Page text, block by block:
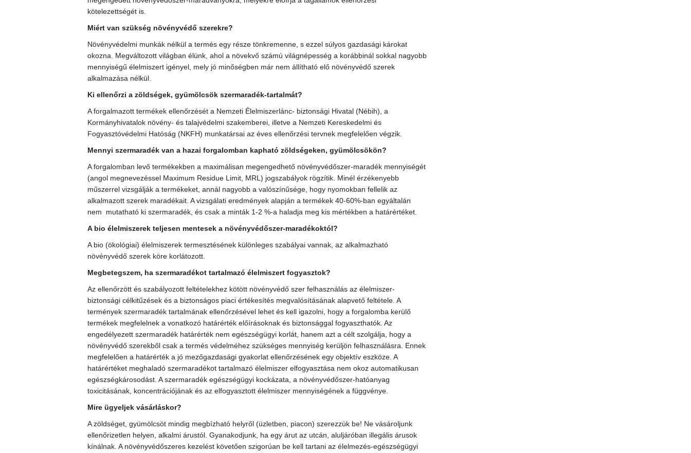
kötelezettségét is.
Miért van szükség növényvédő szerekre?
Növényvédelmi munkák nélkül a termés egy része tönkremenne, s ezzel súlyos gazdasági károkat
okozna. Megváltozott világban élünk, ahol a növekvő számú világnépesség a korábbinál sokkal nagyobb
mennyiségű élelmiszert igényel, mely jó minőségben már nem állítható elő növényvédő szerek
alkalmazása nélkül.
Ki ellenőrzi a zöldségek, gyümölcsök szermaradék-tartalmát?
A forgalmazott termékek ellenőrzését a Nemzeti Élelmiszerlánc- biztonsági Hivatal (Nébih), a
Kormányhivatalok növény- és talajvédelmi szakemberei, illetve a Nemzeti Kereskedelmi és
Fogyasztóvédelmi Hatóság (NKFH) munkatársai az éves ellenőrzési tervnek megfelelően végzik.
Mennyi szermaradék van a hazai forgalomban kapható zöldségeken, gyümölcsökön?
A forgalomban levő termékekben a maximálisan megengedhető növényvédőszer-maradék mennyiségét
(angol megnevezéssel Maximum Residue Limit, MRL) jogszabályok rögzítik. Minél érzékenyebb
műszerrel vizsgálják a termékeket, annál nagyobb a valószínűsége, hogy nyomokban fellelik az
alkalmazott szerek maradékait. A vizsgálati eredmények alapján a termékek 40-60%-ban egyáltalán
nem mutatható ki szermaradék, és csak a minták 1-2 %-a haladja meg kis mértékben a határértéket.
A bio élelmiszerek teljesen mentesek a növényvédőszer-maradékoktól?
A bio (ökológiai) élelmiszerek termesztésének különleges szabályai vannak, az alkalmazható
növényvédő szerek köre korlátozott.
Megbetegszem, ha szermaradékot tartalmazó élelmiszert fogyasztok?
Az ellenőrzött és szabályozott feltételekhez kötött növényvédő szer felhasználás az élelmiszer-
biztonsági célkitűzések és a biztonságos piaci értékesítés megvalósításának alapvető feltétele. A
termények szermaradék tartalmának ellenőrzésével lehet és kell igazolni, hogy a forgalomba kerülő
termékek megfelelnek a vonatkozó határérték előírásoknak és biztonsággal fogyaszthatók. Az
engedélyezett szermaradék határérték nem egészségügyi korlát, hanem azt a célt szolgálja, hogy a
növényvédő szerekből csak a termés védelméhez szükséges mennyiség kerüljön felhasználásra. Ennek
megfelelően a határérték a jó mezőgazdasági gyakorlat ellenőrzésének egy objektív eszköze. A
határértéket meghaladó szermaradékot tartalmazó élelmiszer elfogyasztása nem okoz automatikusan
egészségkárosodást. A szermaradék egészségügyi kockázata, a növényvédőszer-hatóanyag
toxicitásának, koncentrációjának és az elfogyasztott élelmiszer mennyiségének a függvénye.
Mire ügyeljek vásárláskor?
A zöldséget, gyümölcsöt mindig megbízható helyről (üzletben, piacon) szerezzük be! Ne vásároljunk
ellenőrizetlen helyen, alkalmi árustól. Gyanakodjunk, ha egy árut az utcán, aluljáróban illegális árusok
kínálnak. A növényvédőszeres kezelést követően szigorúan be kell tartani az élelmezés-egészségügyi